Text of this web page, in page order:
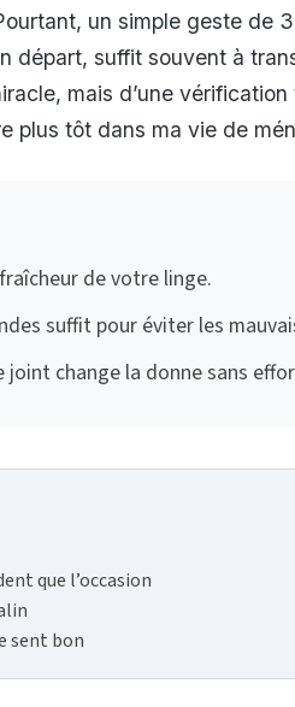
un simple geste de
départ, suffit souvent à
mais d’une
plus tôt dans ma vie de
de votre linge.
suffit pour éviter les
change la donne sans
que l’occasion
sent bon